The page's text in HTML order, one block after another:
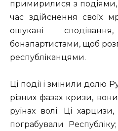
примирилися з подіями,
час здійснення своїх
ошукані
бонапартистами, щоб
республіканцями.
Ці події і змінили долю
різних фазах кризи,
руїнах волі. Ці
пограбували